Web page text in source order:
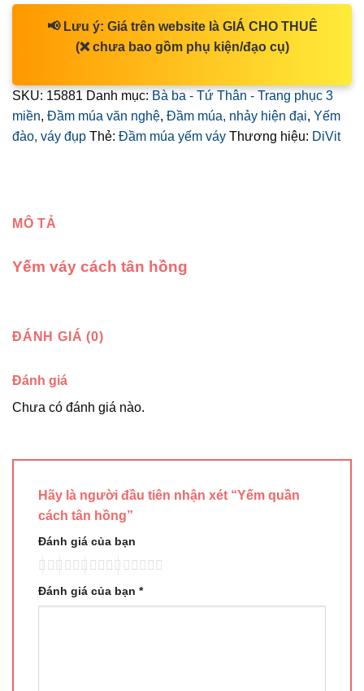
📢 Lưu ý: Giá trên website là GIÁ CHO THUÊ
(❌ chưa bao gồm phụ kiện/đạo cụ)
SKU: 15881 Danh mục: Bà ba - Tứ Thân - Trang phục 3
miền, Đầm múa văn nghệ, Đầm múa, nhảy hiện đại, Yếm
đào, váy đụp Thẻ: Đầm múa yếm váy Thương hiệu: DiVit
MÔ TẢ
Yếm váy cách tân hồng
ĐÁNH GIÁ (0)
Đánh giá
Chưa có đánh giá nào.
Hãy là người đầu tiên nhận xét “Yếm quần
cách tân hồng”
Đánh giá của bạn
Đánh giá của bạn *